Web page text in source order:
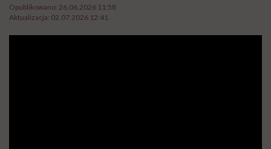
Opublikowano: 26.06.2026 11:58
Aktualizacja: 02.07.2026 12:41